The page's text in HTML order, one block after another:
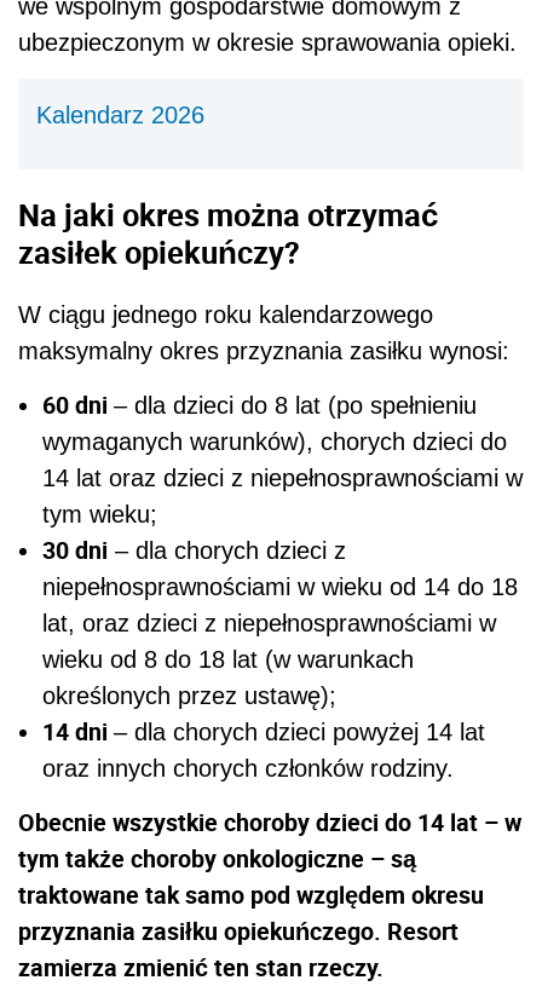
we wspólnym gospodarstwie domowym z
ubezpieczonym w okresie sprawowania opieki.
Kalendarz 2026
Na jaki okres można otrzymać
zasiłek opiekuńczy?
W ciągu jednego roku kalendarzowego
maksymalny okres przyznania zasiłku wynosi:
60 dni – dla dzieci do 8 lat (po spełnieniu
wymaganych warunków), chorych dzieci do
14 lat oraz dzieci z niepełnosprawnościami w
tym wieku;
30 dni – dla chorych dzieci z
niepełnosprawnościami w wieku od 14 do 18
lat, oraz dzieci z niepełnosprawnościami w
wieku od 8 do 18 lat (w warunkach
określonych przez ustawę);
14 dni – dla chorych dzieci powyżej 14 lat
oraz innych chorych członków rodziny.
Obecnie wszystkie choroby dzieci do 14 lat – w
tym także choroby onkologiczne – są
traktowane tak samo pod względem okresu
przyznania zasiłku opiekuńczego. Resort
zamierza zmienić ten stan rzeczy.